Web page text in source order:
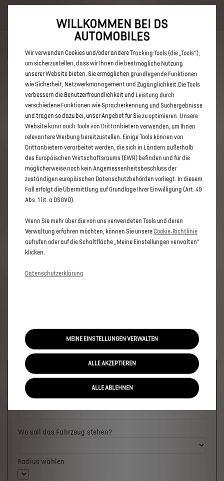
Hybride. Mehr erfahren >>
ENTDECKEN SIE ALLE DS 3 UND
DS 3 CROSSBACK NEUWAGEN
MIT BENZIN / MILD-HYBRID
ANTRIEB IN NEUMÜNSTER
Welches Fahrzeug möchten Sie?
Wo soll das Fahrzeug stehen?
Radius wählen
WILLKOMMEN BEI DS
AUTOMOBILES
Wir verwenden Cookies und/oder andere Tracking-Tools (die „Tools“),
um sicherzustellen, dass wir Ihnen die bestmögliche Nutzung
unserer Website bieten. Sie ermöglichen grundlegende Funktionen
wie Sicherheit, Netzwerkmanagement und Zugänglichkeit.Die Tools
verbessern die Benutzerfreundlichkeit und Leistung durch
verschiedene Funktionen wie Spracherkennung und Suchergebnisse
und tragen so dazu bei, unser Angebot für Sie zu optimieren. Unsere
Website kann auch Tools von Drittanbietern verwenden, um Ihnen
relevantere Werbung bereitzustellen. Einige Tools können von
Drittanbietern verarbeitet werden, die sich in Ländern außerhalb
des Europäischen Wirtschaftsraums (EWR) befinden und für die
möglicherweise noch kein Angemessenheitsbeschluss der
zuständigen europäischen Datenschutzbehörden vorliegt. In diesem
Fall erfolgt die Übermittlung auf Grundlage Ihrer Einwilligung (Art. 49
Abs. 1 lit. a DSGVO).
Wenn Sie mehr über die von uns verwendeten Tools und deren
Verwaltung erfahren möchten, können Sie unsere Cookie‑Richtlinie
aufrufen oder auf die Schaltfläche „Meine Einstellungen verwalten“
klicken.
Datenschutzerklärung
MEINE EINSTELLUNGEN VERWALTEN
ALLE AKZEPTIEREN
ALLE ABLEHNEN